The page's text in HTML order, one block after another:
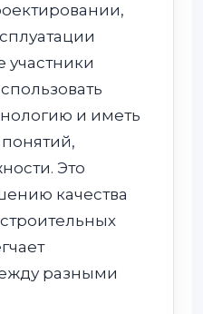
участники
и иметь
Это
качества
разными